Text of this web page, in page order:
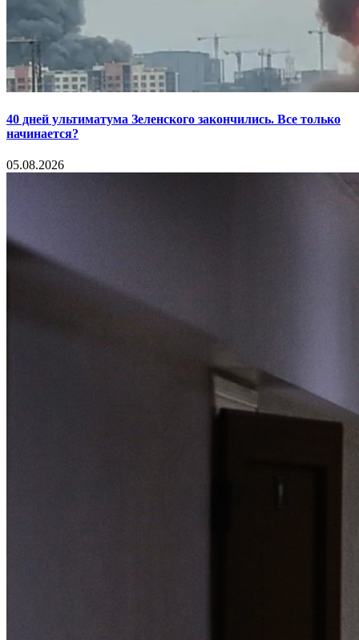
40 дней ультиматума Зеленского закончились. Все только
начинается?
05.08.2026